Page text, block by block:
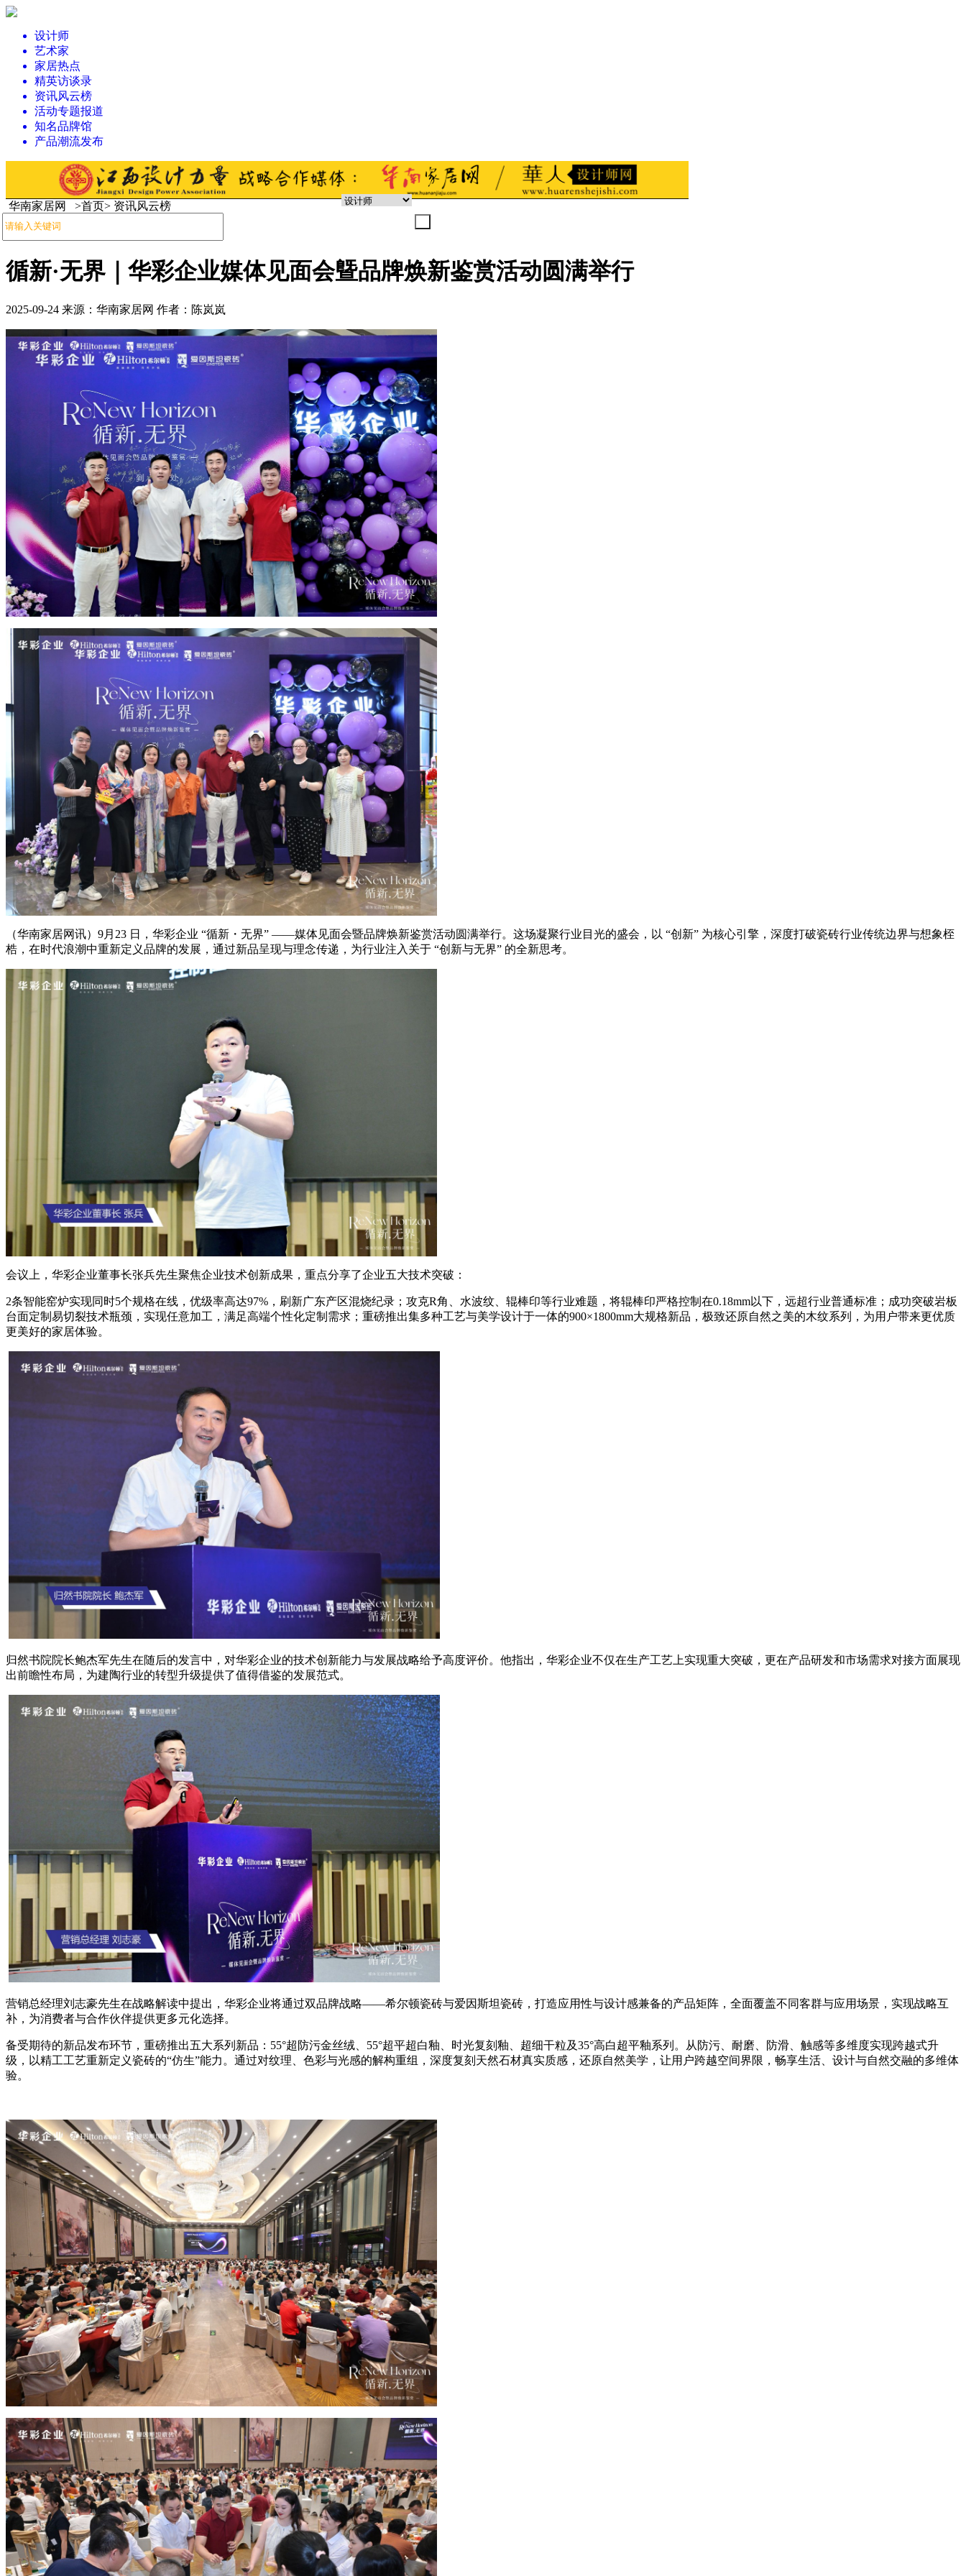
设计师
艺术家
家居热点
精英访谈录
资讯风云榜
活动专题报道
知名品牌馆
产品潮流发布
华南家居网 >首页> 资讯风云榜
循新·无界｜华彩企业媒体见面会曁品牌焕新鉴赏活动圆满举行
2025-09-24 来源：华南家居网 作者：陈岚岚
（华南家居网讯）9月23 日，华彩企业 “循新・无界” ——媒体见面会暨品牌焕新鉴赏活动圆满举行。这场凝聚行业目光的盛会，以 “创新” 为核心引擎，深度打破瓷砖行业传统边界与想象桎
梏，在时代浪潮中重新定义品牌的发展，通过新品呈现与理念传递，为行业注入关于 “创新与无界” 的全新思考。
会议上，华彩企业董事长张兵先生聚焦企业技术创新成果，重点分享了企业五大技术突破：
2条智能窑炉实现同时5个规格在线，优级率高达97%，刷新广东产区混烧纪录；攻克R角、水波纹、辊棒印等行业难题，将辊棒印严格控制在0.18mm以下，远超行业普通标准；成功突破岩板
台面定制易切裂技术瓶颈，实现任意加工，满足高端个性化定制需求；重磅推出集多种工艺与美学设计于一体的900×1800mm大规格新品，极致还原自然之美的木纹系列，为用户带来更优质
更美好的家居体验。
归然书院院长鲍杰军先生在随后的发言中，对华彩企业的技术创新能力与发展战略给予高度评价。他指出，华彩企业不仅在生产工艺上实现重大突破，更在产品研发和市场需求对接方面展现
出前瞻性布局，为建陶行业的转型升级提供了值得借鉴的发展范式。
营销总经理刘志豪先生在战略解读中提出，华彩企业将通过双品牌战略——希尔顿瓷砖与爱因斯坦瓷砖，打造应用性与设计感兼备的产品矩阵，全面覆盖不同客群与应用场景，实现战略互
补，为消费者与合作伙伴提供更多元化选择。
备受期待的新品发布环节，重磅推出五大系列新品：55°超防污金丝绒、55°超平超白釉、时光复刻釉、超细干粒及35°高白超平釉系列。从防污、耐磨、防滑、触感等多维度实现跨越式升
级，以精工工艺重新定义瓷砖的“仿生”能力。通过对纹理、色彩与光感的解构重组，深度复刻天然石材真实质感，还原自然美学，让用户跨越空间界限，畅享生活、设计与自然交融的多维体
验。